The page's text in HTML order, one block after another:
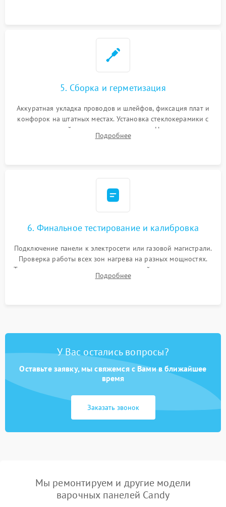
5. Сборка и герметизация
Аккуратная укладка проводов и шлейфов, фиксация плат и
конфорок на штатных местах. Установка стеклокерамики с
проверкой равномерности зазоров. Нанесение
термостойкого герметика или укладка уплотнительной
Подробнее
6. Финальное тестирование и калибровка
Подключение панели к электросети или газовой магистрали.
Проверка работы всех зон нагрева на разных мощностях.
Тестирование сенсорного управления, таймера, индикаторов
остаточного тепла и систем защиты от перегрева.
Подробнее
У Вас остались вопросы?
Оставьте заявку, мы свяжемся с Вами в ближайшее
время
Заказать звонок
Мы ремонтируем и другие модели
варочных панелей Candy